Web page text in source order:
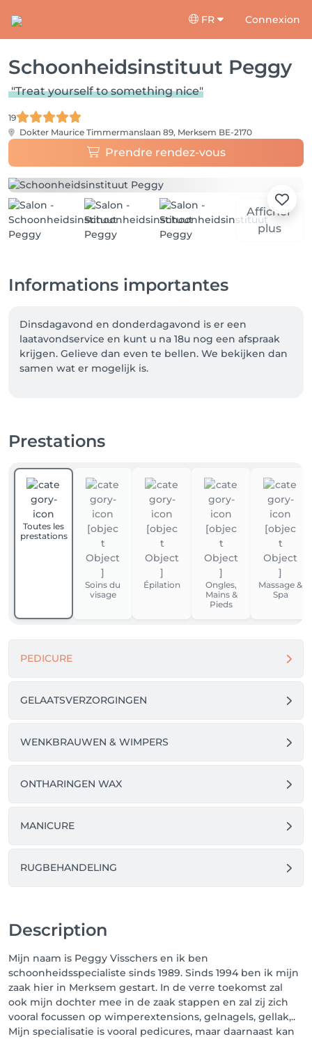
FR Connexion
Schoonheidsinstituut Peggy
"Treat yourself to something nice"
19
Dokter Maurice Timmermanslaan 89, Merksem BE-2170
Prendre rendez-vous
Afficher
plus
Informations importantes
Dinsdagavond en donderdagavond is er een
laatavondservice en kunt u na 18u nog een afspraak
krijgen. Gelieve dan even te bellen. We bekijken dan
samen wat er mogelijk is.
Prestations
Toutes les
prestations
Soins du
visage
Épilation
Ongles,
Mains &
Pieds
Massage &
Spa
PEDICURE
GELAATSVERZORGINGEN
WENKBRAUWEN & WIMPERS
ONTHARINGEN WAX
MANICURE
RUGBEHANDELING
Description
Mijn naam is Peggy Visschers en ik ben
schoonheidsspecialiste sinds 1989. Sinds 1994 ben ik mijn
zaak hier in Merksem gestart. In de verre toekomst zal
ook mijn dochter mee in de zaak stappen en zal zij zich
vooral focussen op wimperextensions, gelnagels, gellak,..
Mijn specialisatie is vooral pedicures, maar daarnaast kan